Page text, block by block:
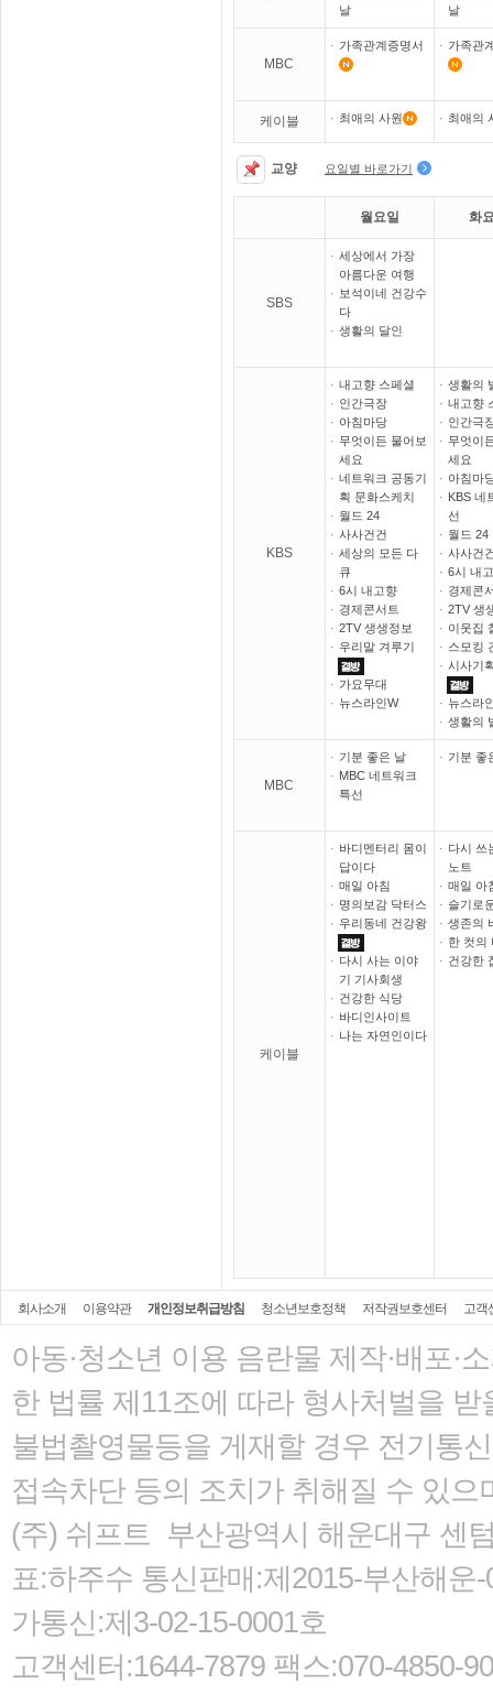
날
날
MBC
· 가족관계증명서 · 가족관
케이블 · 최애의 사원 · 최애의
교양 요일별 바로가기
월요일 화
SBS
· 세상에서 가장
아름다운 여행
· 보석이네 건강수
다
· 생활의 달인
KBS
· 내고향 스페셜
· 인간극장
· 아침마당
· 무엇이든 물어보
세요
· 네트워크 공동기
획 문화스케치
· 월드 24
· 사사건건
· 세상의 모든 다
큐
· 6시 내고향
· 경제콘서트
· 2TV 생생정보
· 우리말 겨루기
· 가요무대
· 뉴스라인W
· 생활의
· 내고향
· 인간극
· 무엇이
세요
· 아침마
· KBS 네
선
· 월드 24
· 사사건
· 6시 내
· 경제콘
· 2TV 생
· 이웃집
· 스모킹
· 시사기
· 뉴스라
· 생활의
MBC
· 기분 좋은 날
· MBC 네트워크
특선
· 기분 좋
케이블
· 바디멘터리 몸이
답이다
· 매일 아침
· 명의보감 닥터스
· 우리동네 건강왕
· 다시 사는 이야
기 기사회생
· 건강한 식당
· 바디인사이트
· 나는 자연인이다
· 다시 쓰
노트
· 매일 아
· 슬기로
· 생존의
· 한 컷의
· 건강한
회사소개 이용약관 개인정보취급방침 청소년보호정책 저작권보호센터 고객
아동·청소년 이용 음란물 제작·배포·
한 법률 제11조에 따라 형사처벌을 받
불법촬영물등을 게재할 경우 전기통
접속차단 등의 조치가 취해질 수 있으
(주) 쉬프트 부산광역시 해운대구 센
표:하주수 통신판매:제2015-부산해
가통신:제3-02-15-0001호
고객센터:1644-7879 팩스:070-4850-